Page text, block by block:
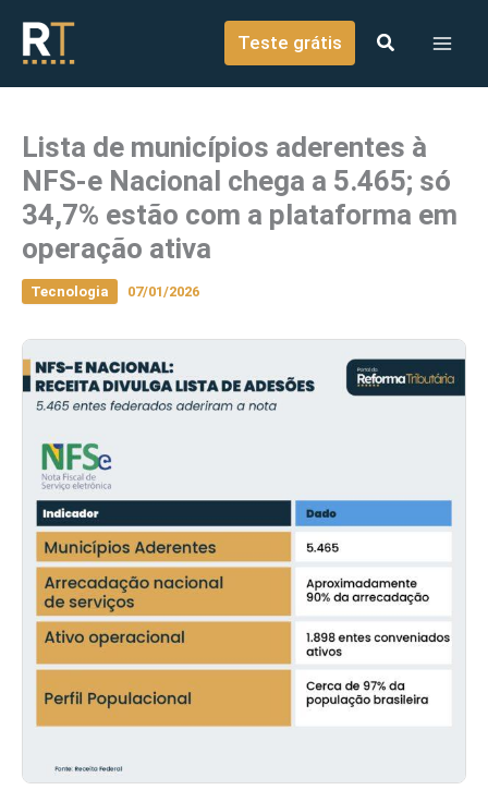
conteúdo
Teste grátis
Lista de municípios aderentes à
NFS-e Nacional chega a 5.465; só
34,7% estão com a plataforma em
operação ativa
Tecnologia 07/01/2026